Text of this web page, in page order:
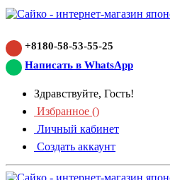
+8180-58-53-55-25
Написать в WhatsApp
Здравствуйте, Гость!
Избранное ()
Личный кабинет
Создать аккаунт